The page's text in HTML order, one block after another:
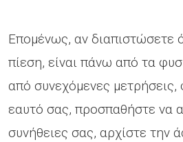
Επομένως, αν διαπιστώσετε
πίεση, είναι πάνω από τα
από συνεχόμενες μετρήσεις,
εαυτό σας, προσπαθήστε να
συνήθειες σας, αρχίστε την